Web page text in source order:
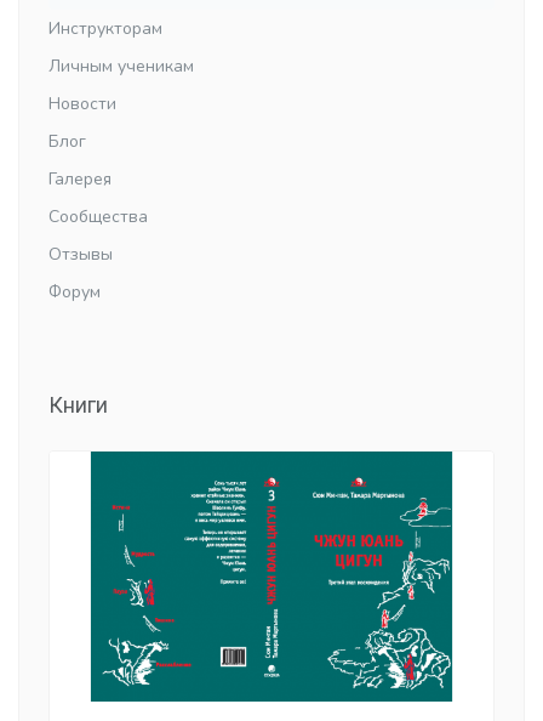
Инструкторам
Личным ученикам
Новости
Блог
Галерея
Сообщества
Отзывы
Форум
Книги